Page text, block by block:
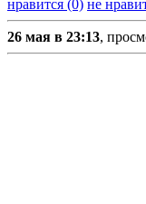
нравится (0) не
26 мая в 23:13,